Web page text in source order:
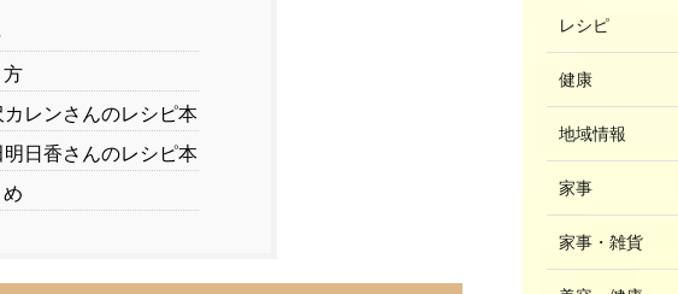
レンさんのレシピ本
日香さんのレシピ本
レシピ
健康
地域情報
家事
家事・雑貨